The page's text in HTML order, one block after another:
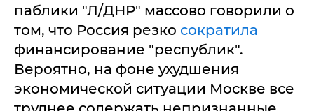
паблики "Л/ДНР" массово говорили о
том, что Россия резко сократила
финансирование "республик".
Вероятно, на фоне ухудшения
экономической ситуации Москве все